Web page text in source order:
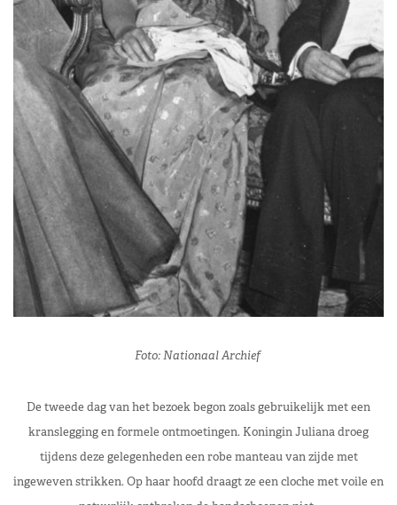
Foto: Nationaal Archief
De tweede dag van het bezoek begon zoals gebruikelijk met een
kranslegging en formele ontmoetingen. Koningin Juliana droeg
tijdens deze gelegenheden een robe manteau van zijde met
ingeweven strikken. Op haar hoofd draagt ze een cloche met voile en